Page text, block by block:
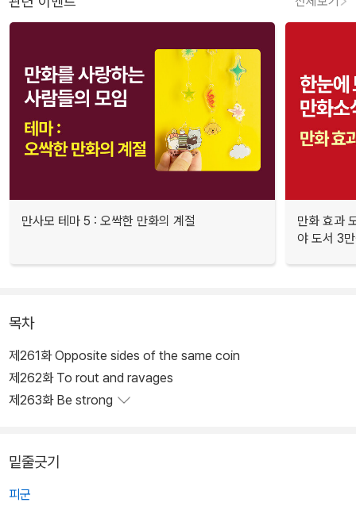
만사모 테마 5 : 오싹한 만화의 계절
만화 효과
야 도서 3
목차
제261화 Opposite sides of the same coin
제262화 To rout and ravages
제263화 Be strong
밑줄긋기
피군